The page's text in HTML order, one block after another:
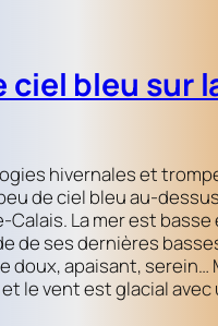
ciel bleu sur
hivernales et
de ciel bleu au-
La mer est basse
de ses dernières
doux, apaisant, serein…
le vent est glacial avec